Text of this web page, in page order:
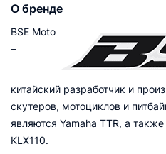
О бренде
BSE Moto
–
китайский разработчик и
скутеров, мотоциклов и
являются Yamaha TTR, а
KLX110.